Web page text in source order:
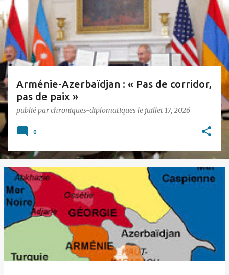
c
l
e
s
Arménie-Azerbaïdjan : « Pas de corridor,
pas de paix »
publié parchroniques-diplomatiquesle juillet 17, 2026
0